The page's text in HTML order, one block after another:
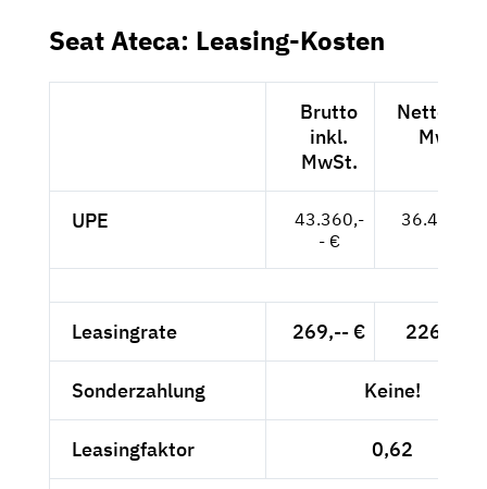
Seat Ateca: Leasing-Kosten
Brutto
inkl.
MwSt.
Netto
MwSt.
UPE
43.360,-
- €
36.437,--
Leasingrate 269,-- € 226,05 €
Sonderzahlung Keine!
Leasingfaktor 0,62